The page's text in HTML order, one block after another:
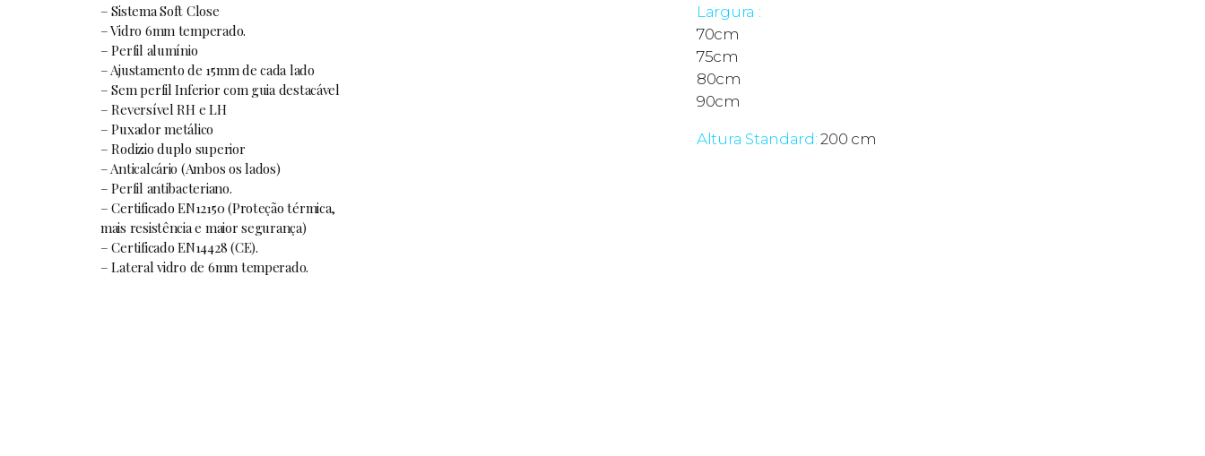
– Sistema Soft Close
– Vidro 6mm temperado.
– Perfil alumínio
– Ajustamento de 15mm de cada lado
– Sem perfil Inferior com guia destacável
– Reversível RH e LH
– Puxador metálico
– Rodizio duplo superior
– Anticalcário (Ambos os lados)
– Perfil antibacteriano.
– Certificado EN12150 (Proteção térmica,
mais resistência e maior segurança)
– Certificado EN14428 (CE).
– Lateral vidro de 6mm temperado.
Largura :
70cm
75cm
80cm
90cm
Altura Standard:200 cm